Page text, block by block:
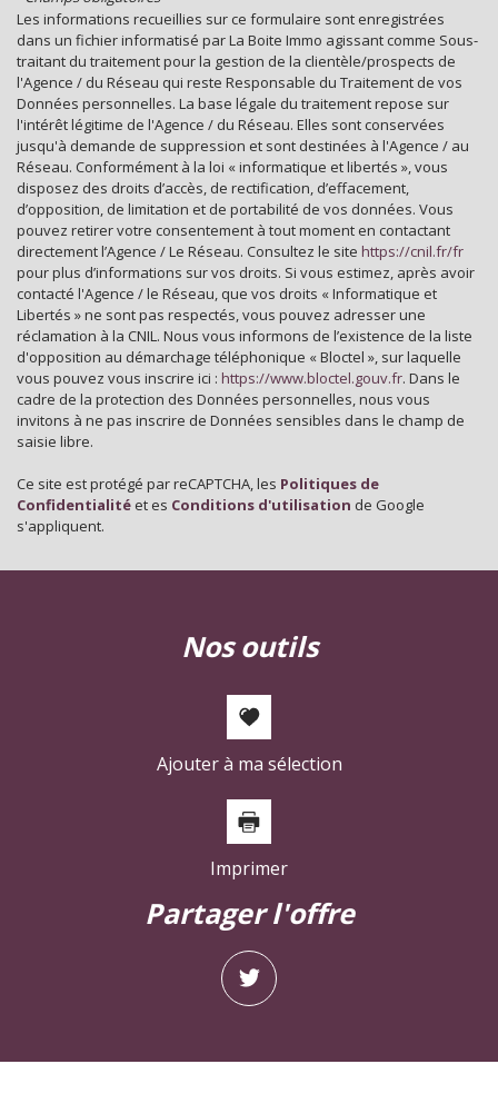
statistiques
Nombre d'habitants
1 625
Propriétaires (vs. locataires)
83,10 %
Taxe habitation
6,56 %
Taxe foncière
13,40 %
Habitants de moins de 25 ans
29,29 %
Habitants de 25 à 55 ans
39,02 %
Habitants de plus de 55 ans
31,69 %
Nombre d'enfants par famille
0,87
Familles sans enfant
50,40 %
Familles avec 1 ou 2 enfants
42,26 %
Maisons
Appartements
Familles avec 3 enfants
7,34 %
Les informations recueillies sur ce formulaire sont enregistrées
dans un fichier informatisé par La Boite Immo agissant comme Sous-
traitant du traitement pour la gestion de la clientèle/prospects de
l'Agence / du Réseau qui reste Responsable du Traitement de vos
Données personnelles. La base légale du traitement repose sur
l'intérêt légitime de l'Agence / du Réseau. Elles sont conservées
jusqu'à demande de suppression et sont destinées à l'Agence / au
Réseau. Conformément à la loi « informatique et libertés », vous
disposez des droits d’accès, de rectification, d’effacement,
d’opposition, de limitation et de portabilité de vos données. Vous
pouvez retirer votre consentement à tout moment en contactant
directement l’Agence / Le Réseau. Consultez le site https://cnil.fr/fr
pour plus d’informations sur vos droits. Si vous estimez, après avoir
contacté l'Agence / le Réseau, que vos droits « Informatique et
Libertés » ne sont pas respectés, vous pouvez adresser une
réclamation à la CNIL. Nous vous informons de l’existence de la liste
d'opposition au démarchage téléphonique « Bloctel », sur laquelle
vous pouvez vous inscrire ici : https://www.bloctel.gouv.fr. Dans le
cadre de la protection des Données personnelles, nous vous
invitons à ne pas inscrire de Données sensibles dans le champ de
saisie libre.
Ce site est protégé par reCAPTCHA, les Politiques de
Confidentialité et es Conditions d'utilisation de Google
s'appliquent.
nos outils
Ajouter à ma sélection
Imprimer
partager l'offre